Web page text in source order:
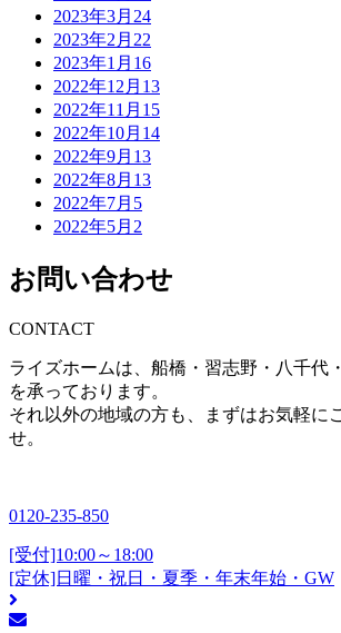
2023年3月 24
2023年2月 22
2023年1月 16
2022年12月 13
2022年11月 15
2022年10月 14
2022年9月 13
2022年8月 13
2022年7月 5
2022年5月 2
お問い合わせ
CONTACT
ライズホームは、船橋・習志野・八千代
を承っております。
それ以外の地域の方も、まずはお気軽に
せ。
0120-235-850
[受付]10:00～18:00
[定休]日曜・祝日・夏季・年末年始・GW